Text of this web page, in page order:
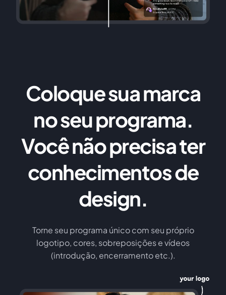
Coloque sua marca
no seu programa.
Você não precisa ter
conhecimentos de
design.
Torne seu programa único com seu próprio
logotipo, cores, sobreposições e vídeos
(introdução, encerramento etc.).